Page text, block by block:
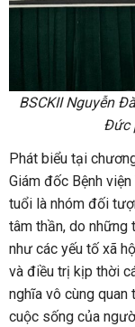
BSCKII Nguyễn
Đức
Phát biểu tại
Giám đốc Bệnh
tuổi là nhóm đối
tâm thần, do những
như các yếu tố xã
và điều trị kịp thời
nghĩa vô cùng
cuộc sống của